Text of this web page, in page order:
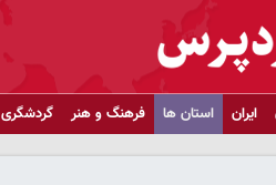
ایران استان ها فرهنگ و هنر گردشگری